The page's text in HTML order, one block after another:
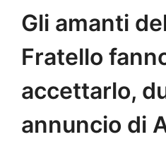
Gli amanti
Fratello
accettarlo,
annuncio di